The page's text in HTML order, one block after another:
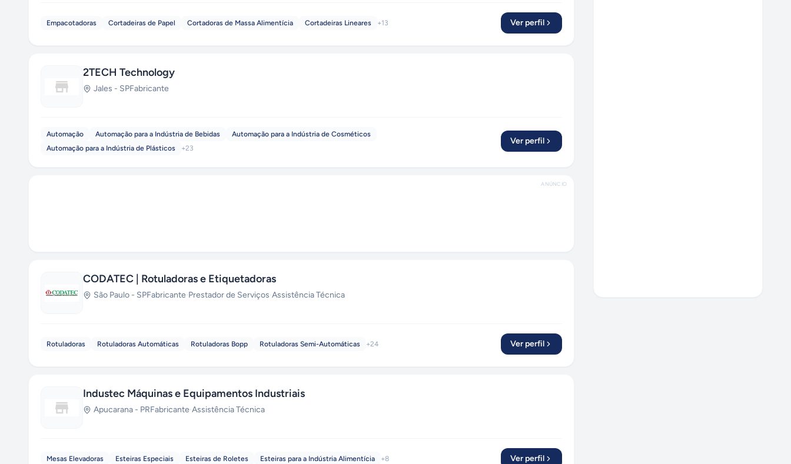
Empacotadoras Cortadeiras de Papel Cortadoras de Massa Alimentícia Cortadeiras Lineares +13 Ver perfil
2TECH Technology
Jales - SPFabricante
Automação Automação para a Indústria de Bebidas
Automação para a Indústria de Cosméticos
Automação para a Indústria de Plásticos
+23
Ver perfil
ANÚNCIO
CODATEC | Rotuladoras e Etiquetadoras
São Paulo - SPFabricante·Prestador de Serviços·Assistência Técnica
Rotuladoras Rotuladoras Automáticas Rotuladoras Bopp Rotuladoras Semi-Automáticas +24 Ver perfil
Industec Máquinas e Equipamentos Industriais
Apucarana - PRFabricante·Assistência Técnica
Mesas Elevadoras Esteiras Especiais Esteiras de Roletes Esteiras para a Indústria Alimentícia +8 Ver perfil